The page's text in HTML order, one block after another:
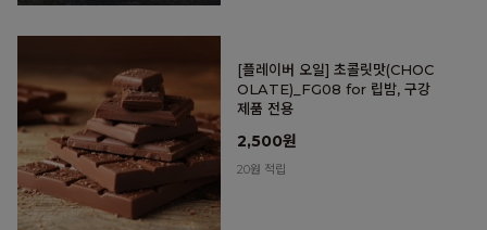
[플레이버 오일] 초콜릿맛(CHOC
OLATE)_FG08 for 립밤, 구강
제품 전용
2,500원
20원 적립